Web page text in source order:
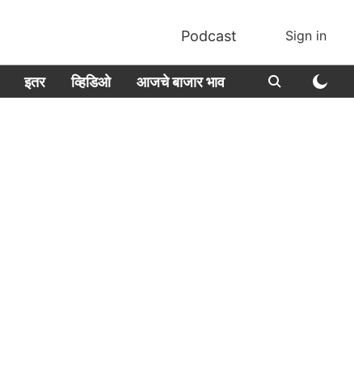
Podcast Sign in
इतर व्हिडिओ आजचे बाजार भाव